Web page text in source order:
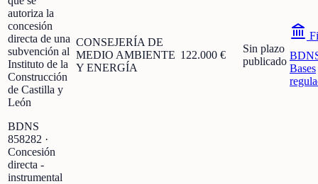
autoriza la
concesión
directa de una
subvención al
Instituto de la
Construcción
de Castilla y
León
BDNS
858282 ·
Concesión
directa -
instrumental
CONSEJERÍA DE
MEDIO AMBIENTE
Y ENERGÍA
122.000 €
Sin plazo
publicado
Bases